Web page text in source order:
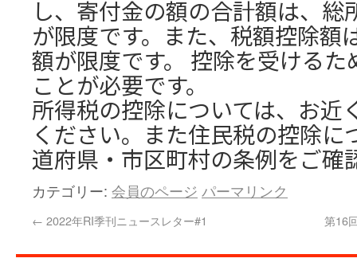
し、寄付金の額の合計額は、
が限度です。また、税額控除額
額が限度です。 控除を受ける
ことが必要です。
所得税の控除については、お近
ください。また住民税の控除に
道府県・市区町村の条例をご確
カテゴリー: 会員のページ パーマリンク
← 2022年RI季刊ニュースレター#1 第16